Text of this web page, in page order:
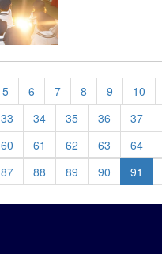
5 6 7 8 9 10
33 34 35 36 37
60 61 62 63 64
87 88 89 90 91